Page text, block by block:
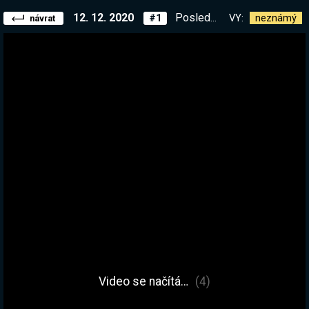
návrat 12. 12. 2020 #1 Poslední misi necháme na PPP, teď denní challenge mapy! | !list VY: neznámý
Video se načítá… (4)